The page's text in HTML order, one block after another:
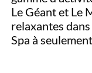
Le Géant et Le
relaxantes
Spa à